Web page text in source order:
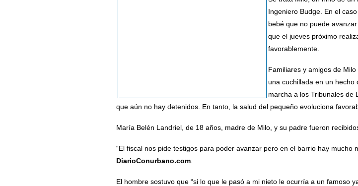
Ingeniero Budge. En el
bebé que no puede
que el jueves próximo
favorablemente.
Familiares y amigos de
una cuchillada en un hecho
marcha a los Tribunales de
que aún no hay detenidos. En tanto, la salud del pequeño evoluciona
María Belén Landriel, de 18 años, madre de Milo, y su padre fueron
“El fiscal nos pide testigos para poder avanzar pero en el barrio hay mucho
DiarioConurbano.com.
El hombre sostuvo que “si lo que le pasó a mi nieto le ocurría a un famoso